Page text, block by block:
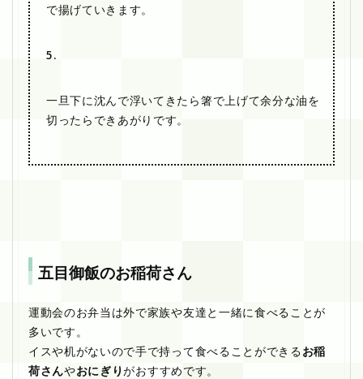
で揚げていきます。
5.
一旦下に沈んで浮いてきたら箸で上げて余分な油を
切ったらできあがりです。
五目御飯のお稲荷さん
運動会のお弁当は外で家族や友達と一緒に食べることが
多いです。
イスや机がないので手で持って食べることができるお稲
荷さんやおにぎりがおすすめです。